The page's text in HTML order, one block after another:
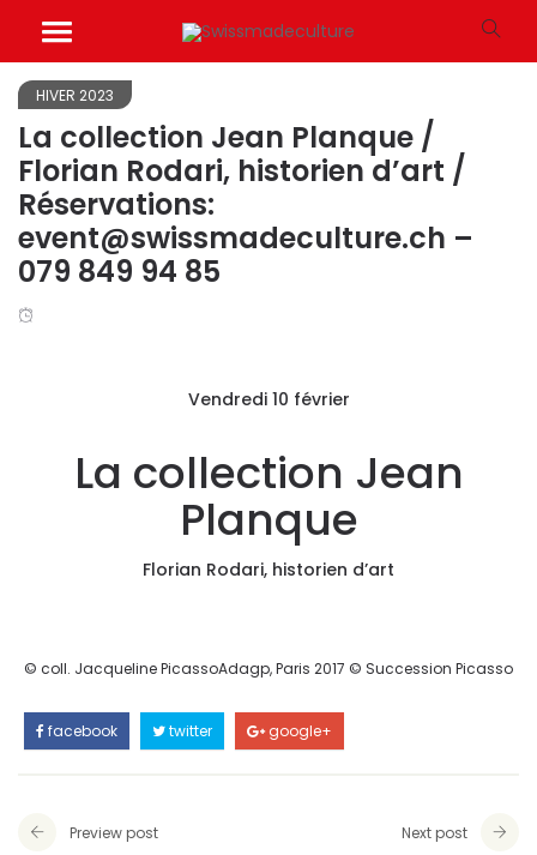
HIVER 2023
La collection Jean Planque /
Florian Rodari, historien d’art /
Réservations:
event@swissmadeculture.ch –
079 849 94 85
Vendredi 10 février
La collection Jean
Planque
Florian Rodari, historien d’art
© coll. Jacqueline PicassoAdagp, Paris 2017 © Succession Picasso
facebook twitter google+
Preview post Next post